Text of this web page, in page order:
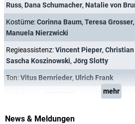
Russ, Dana Schumacher, Natalie von
Kostüme:Corinna Baum, Teresa Grosser,
Manuela Nierzwicki
Regieassistenz:Vincent Pieper, Christian
Sascha Koszinowski, Jörg Slotty
Ton:Vitus Bernrieder, Ulrich Frank
mehr
News & Meldungen